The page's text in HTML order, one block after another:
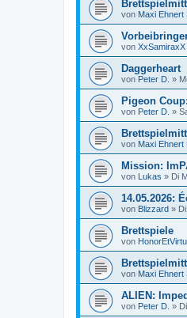
von Maxi Ehnert
von XxSamiraxX
Daggerheart
von Peter D. »
Pigeon
von Peter D. »
von Maxi Ehnert
Mission:
von Lukas » Di
14.05.2026:
von Blizzard »
Brettspiele
von
von Maxi Ehnert
ALIEN:
von Peter D. »